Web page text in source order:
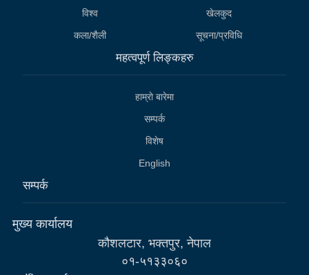
विश्व
खेलकुद
कला/शैली
सूचना/प्रविधि
महत्वपूर्ण लिङ्कहरु
हाम्राे बारेमा
सम्पर्क
विशेष
English
सम्पर्क
मुख्य कार्यालय
कौशलटार, भक्तपुर, नेपाल
०१-५१३३०६०